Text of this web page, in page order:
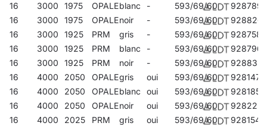
16
3000 1975 OPALEblanc - 593/69/60
928789
16
3000 1975 OPALEnoir - 593/69/60
928826
16
3000 1925 PRM gris - 593/69/60
928758
16
3000 1925 PRM blanc - 593/69/60
928796
16
3000 1925 PRM noir - 593/69/60
928833
16
4000 2050 OPALEgris oui 593/69/60
928147
16
4000 2050 OPALEblanc oui 593/69/60
928185
16
4000 2050 OPALEnoir oui 593/69/60
928222
16
4000 2025 PRM gris oui 593/69/60
928154